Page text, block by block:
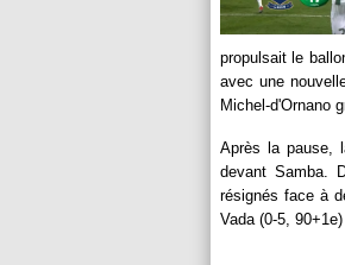
propulsait le
avec une
Michel-d'Ornano
Après la pause,
devant Samba.
résignés face à
Vada (0-5,